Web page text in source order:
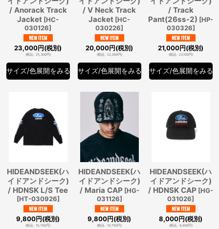
/ Anorack Track
Jacket [HC-
030126]
23,000円(税別)
(税込: 25,300円)
サイズ/色展開をみる
/ V Neck Track
Jacket [HC-
030226]
20,000円(税別)
(税込: 22,000円)
サイズ/色展開をみる
/ Track
Pant(26ss-2) [HP-
030326]
21,000円(税別)
(税込: 23,100円)
サイズ/色展開をみる
HIDEANDSEEK(ハ
イドアンドシーク)
/ HDNSK L/S Tee
[HT-030926]
9,800円(税別)
(税込: 10,780円)
HIDEANDSEEK(ハ
イドアンドシーク)
/ Maria CAP [HG-
031126]
9,800円(税別)
(税込: 10,780円)
HIDEANDSEEK(ハ
イドアンドシーク)
/ HDNSK CAP [HG-
031026]
8,000円(税別)
(税込: 8,800円)